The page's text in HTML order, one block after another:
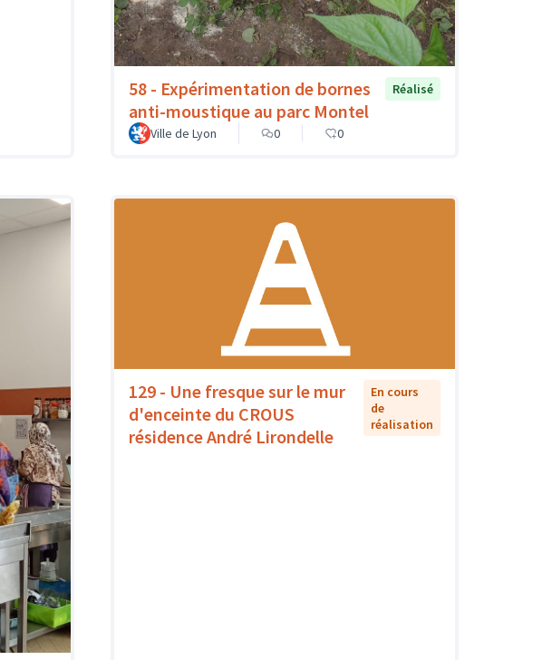
58 - Expérimentation de bornes
anti-moustique au parc Montel
Réalisé
Ville de Lyon 0 0
129 - Une fresque sur le mur
d'enceinte du CROUS
résidence André Lirondelle
En cours
de
réalisation